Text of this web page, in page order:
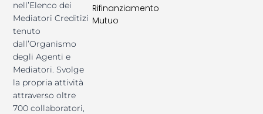
nell’Elenco dei
Mediatori Creditizi
tenuto
dall’Organismo
degli Agenti e
Mediatori. Svolge
la propria attività
attraverso oltre
700 collaboratori,
Rifinanziamento
Mutuo